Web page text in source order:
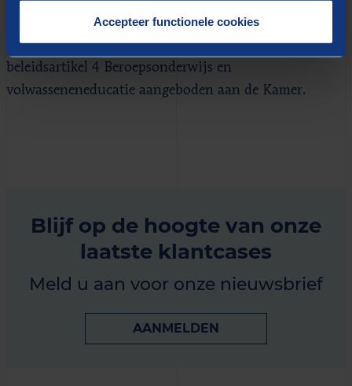
Accepteer functionele cookies
In januari 2020 heeft Ingrid van Engelshoven,
minister van OCW, de beleidsdoorlichting van het
beleidsartikel 4 Beroepsonderwijs en
volwasseneneducatie aangeboden aan de Kamer.
Blijf op de hoogte van onze
laatste klantcases
Meld u aan voor onze nieuwsbrief
AANMELDEN